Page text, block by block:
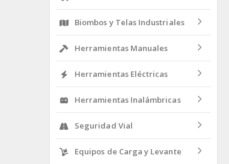
Biombos y Telas Industriales
Herramientas Manuales
Herramientas Eléctricas
Herramientas Inalámbricas
Seguridad Vial
Equipos de Carga y Levante